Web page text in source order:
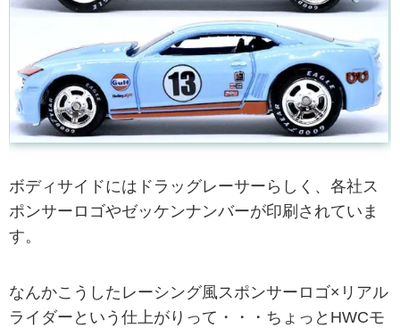
ボディサイドにはドラッグレーサーらしく、各社ス
ポンサーロゴやゼッケンナンバーが印刷されていま
す。
なんかこうしたレーシング風スポンサーロゴ×リアル
ライダーという仕上がりって・・・ちょっとHWCモ